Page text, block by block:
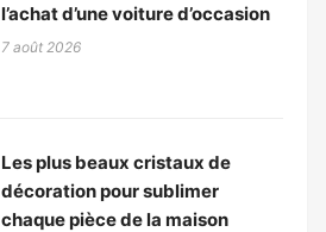
l’achat d’une voiture d’occasion
7 août 2026
Les plus beaux cristaux de
décoration pour sublimer
chaque pièce de la maison